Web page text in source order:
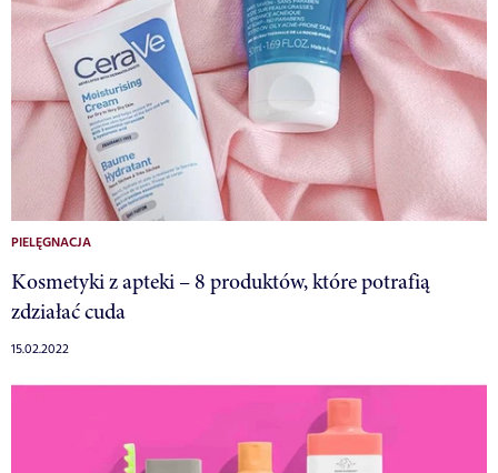
PIELĘGNACJA
Kosmetyki z apteki – 8 produktów, które potrafią
zdziałać cuda
15.02.2022